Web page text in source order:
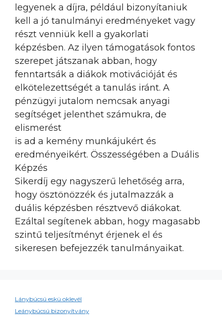
legyenek a díjra, például bizonyítaniuk
kell a jó tanulmányi eredményeket vagy
részt venniük kell a gyakorlati
képzésben. Az ilyen támogatások fontos
szerepet játszanak abban, hogy
fenntartsák a diákok motivációját és
elkötelezettségét a tanulás iránt. A
pénzügyi jutalom nemcsak anyagi
segítséget jelenthet számukra, de
elismerést
is ad a kemény munkájukért és
eredményeikért. Összességében a Duális
Képzés
Sikerdíj egy nagyszerű lehetőség arra,
hogy ösztönözzék és jutalmazzák a
duális képzésben résztvevő diákokat.
Ezáltal segítenek abban, hogy magasabb
szintű teljesítményt érjenek el és
sikeresen befejezzék tanulmányaikat.
Lánybúcsú eskü oklevél
Leánybúcsú bizonyítvány